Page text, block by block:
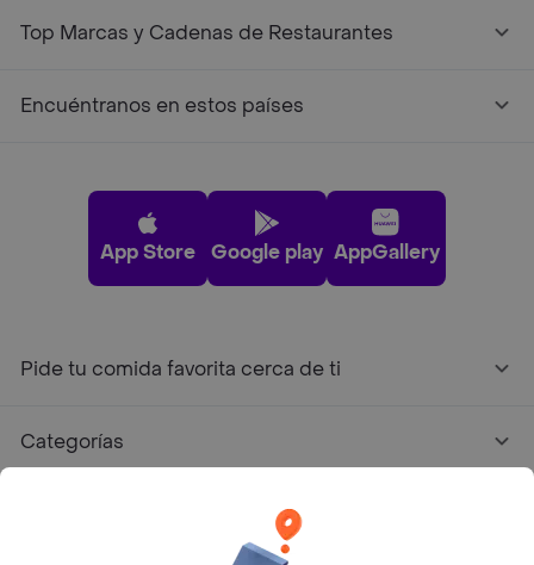
Top Marcas y Cadenas de Restaurantes
Encuéntranos en estos países
App Store Google play AppGallery
Pide tu comida favorita cerca de ti
Categorías